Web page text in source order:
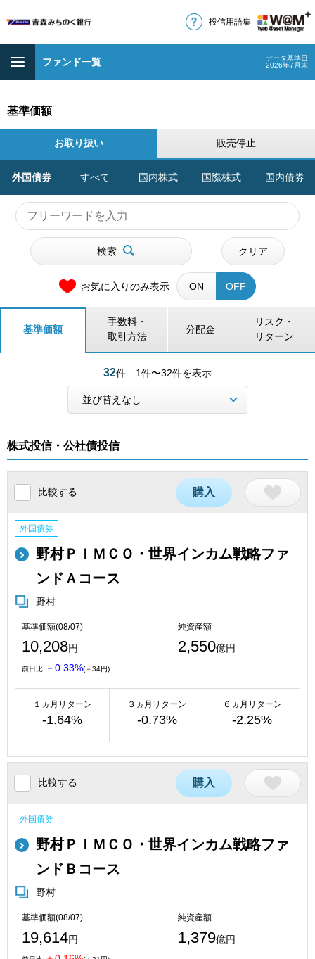
投信用語集
ファンド一覧
データ基準日
2026年7月末
基準価額
お取り扱い 販売停止
外国債券 すべて 国内株式 国際株式 国内債券
検索 クリア
お気に入りのみ表示 ON OFF
基準価額
手数料・
取引方法
分配金
リスク・
リターン
32件 1件〜32件を表示
株式投信・公社債投信
比較する 購入
外国債券
野村ＰＩＭＣＯ・世界インカム戦略ファ
ンドＡコース
野村
基準価額(08/07)
10,208円
純資産額
2,550億円
前日比: －0.33%(－34円)
１ヵ月リターン
-1.64%
３ヵ月リターン
-0.73%
６ヵ月リターン
-2.25%
比較する 購入
外国債券
野村ＰＩＭＣＯ・世界インカム戦略ファ
ンドＢコース
野村
基準価額(08/07)
19,614円
純資産額
1,379億円